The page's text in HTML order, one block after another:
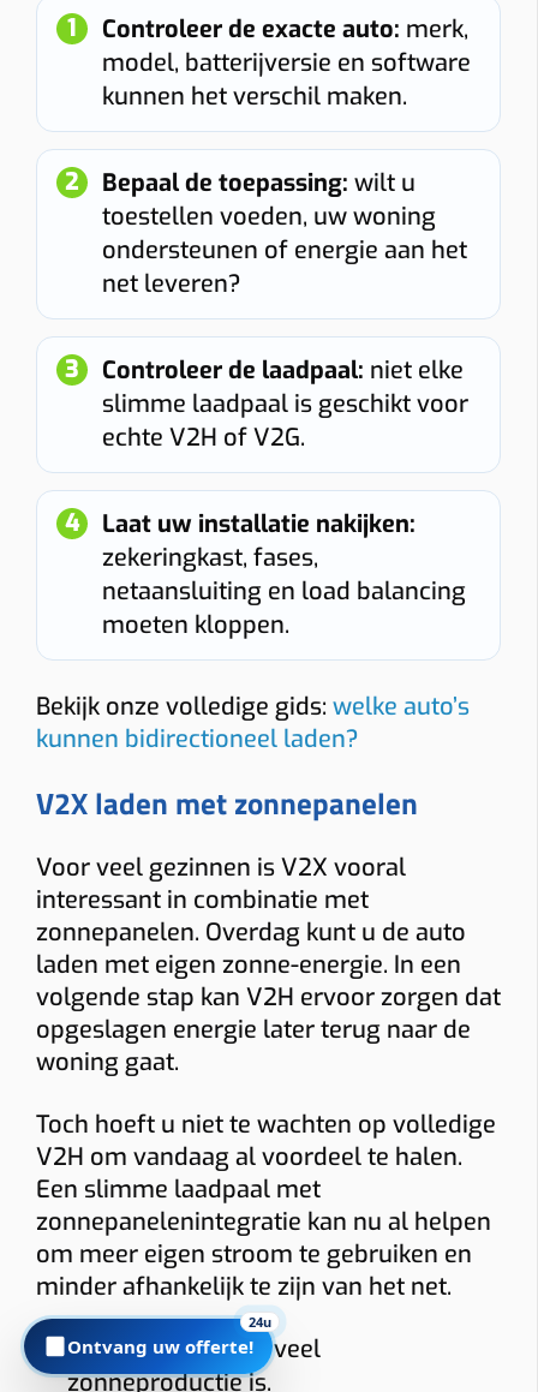
Controleer de exacte auto: merk,
model, batterijversie en software
kunnen het verschil maken.
Bepaal de toepassing: wilt u
toestellen voeden, uw woning
ondersteunen of energie aan het
net leveren?
Controleer de laadpaal: niet elke
slimme laadpaal is geschikt voor
echte V2H of V2G.
Laat uw installatie nakijken:
zekeringkast, fases,
netaansluiting en load balancing
moeten kloppen.
Bekijk onze volledige gids: welke auto’s
kunnen bidirectioneel laden?
V2X laden met zonnepanelen
Voor veel gezinnen is V2X vooral
interessant in combinatie met
zonnepanelen. Overdag kunt u de auto
laden met eigen zonne-energie. In een
volgende stap kan V2H ervoor zorgen dat
opgeslagen energie later terug naar de
woning gaat.
Toch hoeft u niet te wachten op volledige
V2H om vandaag al voordeel te halen.
Een slimme laadpaal met
zonnepanelenintegratie kan nu al helpen
om meer eigen stroom te gebruiken en
minder afhankelijk te zijn van het net.
Laden wanneer er veel
zonneproductie is.
Ontvang uw offerte!
24u
BTW thuis
Woning ≥10 jaar (6% btw) Nieuwere woning (21% btw)
Alleen bij “Thuis”.
Solar laden Dynamische tarieven laden Vaste kabel
Smart charging Mobiele app
Laadpas (RFID) Ingebouwde MID-meter
Indicatieve totaalprijs
€ 1543 – € 1774 (incl. 6% btw)
Keuring: € 165
E-mail
Telefoon
Foto’s
Graag foto’s van uw verdeelkast, de plaats waar de
laadpaal komt en eventueel het kabeltraject. Sleep
hierheen of
(max 6 × 8 MB, jpg/png/webp/pdf)
Ik ga akkoord dat Plugnet mij mag contacteren i.v.m. mijn
aanvraag.
Offerte per e-mail WhatsApp met calculatie
Prijzen zijn indicatief en afhankelijk van plaatsbezoek/technische
situatie. Offerte = vrijblijvend.